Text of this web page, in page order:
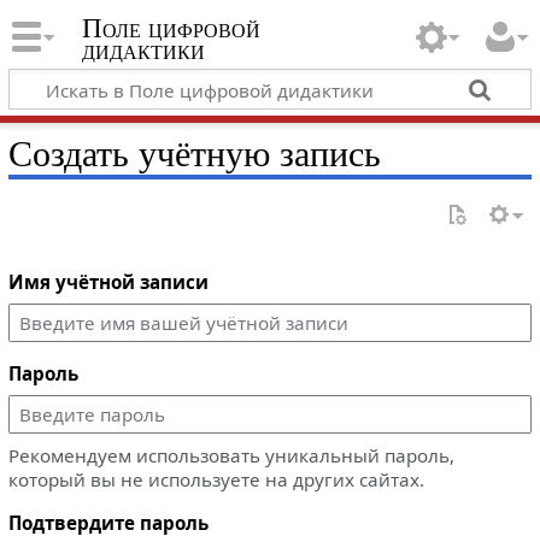
Поле цифровой
дидактики
Создать учётную запись
Имя учётной записи
Пароль
Рекомендуем использовать уникальный пароль,
который вы не используете на других сайтах.
Подтвердите пароль